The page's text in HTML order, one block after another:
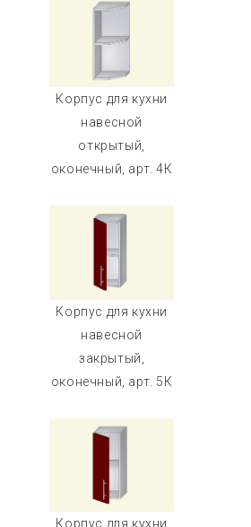
Корпус для кухни
навесной
открытый,
оконечный, арт. 4К
Корпус для кухни
навесной
закрытый,
оконечный, арт. 5К
Корпус для кухни